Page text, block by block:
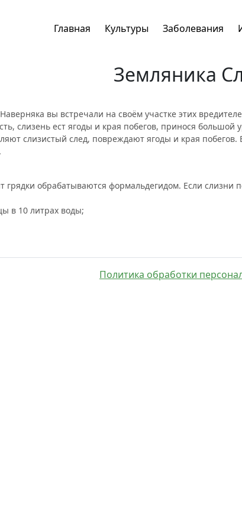
Главная Культуры Заболевания
Земляника
вы встречали на своём участке этих
слизень ест ягоды и края побегов, принося
слизистый след, повреждают ягоды и края
обрабатываются формальдегидом. Если
в 10 литрах воды;
Политика обработки